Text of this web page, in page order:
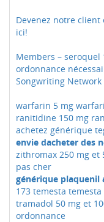
Devenez notre client
ici!
Members – seroquel
ordonnance
Songwriting Network
warfarin 5 mg
ranitidine 150 mg
achetez générique
envie dacheter des
zithromax 250 mg et
pas cher
générique plaquenil
173 temesta
tramadol 50 mg et
ordonnance